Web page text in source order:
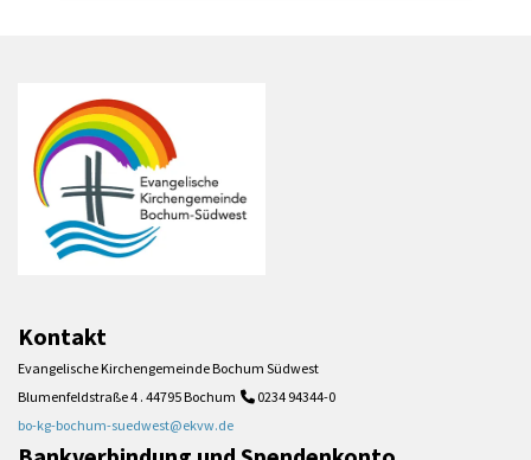
Kontakt
Evangelische Kirchengemeinde Bochum Südwest
Blumenfeldstraße 4 . 44795 Bochum  0234 94344-0
bo-kg-bochum-suedwest@ekvw.de